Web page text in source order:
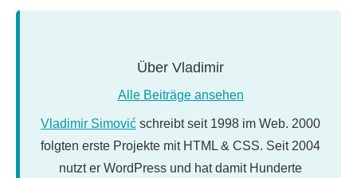
Über Vladimir
Alle Beiträge ansehen
Vladimir Simović schreibt seit 1998 im Web. 2000
folgten erste Projekte mit HTML & CSS. Seit 2004
nutzt er WordPress und hat damit Hunderte